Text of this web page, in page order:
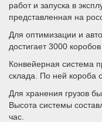
работ и запуска в
представленная на
Для оптимизации и
достигает 3000 коробов
Конвейерная система
склада. По ней короба
Для хранения грузов
Высота системы
час.